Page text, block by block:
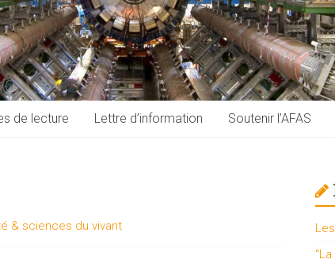
de lecture Lettre d’information Soutenir l’AFAS
& sciences du vivant